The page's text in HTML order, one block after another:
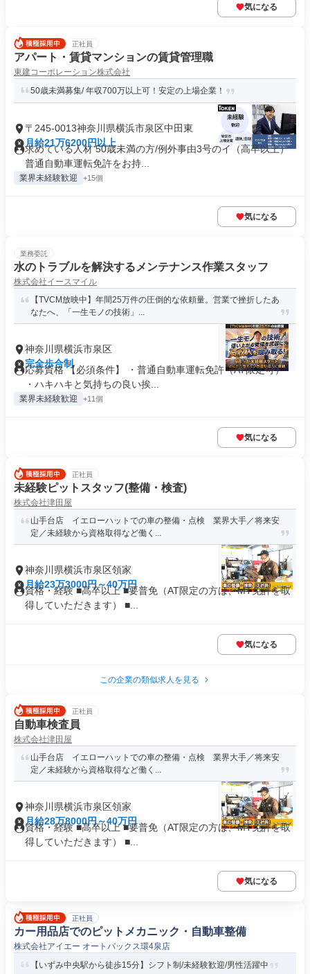
気になる
正社員
アパート・賃貸マンションの賃貸管理職
東建コーポレーション株式会社
50歳未満募集/ 年収700万以上可！安定の上場企業！
〒245-0013神奈川県横浜市泉区中田東
月給21万6200円以上
求めている人材 50歳未満の方/例外事由3号のイ（高卒以上）
普通自動車運転免許をお持...
業界未経験歓迎 +15個
気になる
業務委託
水のトラブルを解決するメンテナンス作業スタッフ
株式会社イースマイル
【TVCM放映中】年間25万件の圧倒的な依頼量。営業で挫折したあ
なたへ、「一生モノの技術」...
神奈川県横浜市泉区
完全歩合制
応募資格 【必須条件】 ・普通自動車運転免許（AT限定可）
・ハキハキと気持ちの良い挨...
業界未経験歓迎 +11個
気になる
正社員
未経験ピットスタッフ(整備・検査)
株式会社津田屋
山手台店 イエローハットでの車の整備・点検 業界大手／将来安
定／未経験から資格取得など働く...
神奈川県横浜市泉区領家
月給23万3000円～40万円
資格・経験 ■高卒以上 ■要普免（AT限定の方は、MT免許を取
得していただきます） ■...
気になる
この企業の類似求人を見る
正社員
自動車検査員
株式会社津田屋
山手台店 イエローハットでの車の整備・点検 業界大手／将来安
定／未経験から資格取得など働く...
神奈川県横浜市泉区領家
月給28万8000円～40万円
資格・経験 ■高卒以上 ■要普免（AT限定の方は、MT免許を取
得していただきます） ■...
気になる
正社員
カー用品店でのピットメカニック・自動車整備
株式会社アイエー オートバックス環4泉店
【いずみ中央駅から徒歩15分】シフト制/未経験歓迎/男性活躍中